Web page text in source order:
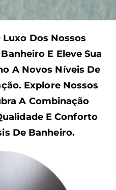
Luxo Dos Nossos
E Eleve Sua
A Novos Níveis De
Explore Nossos
A Combinação
E Conforto
De Banheiro.